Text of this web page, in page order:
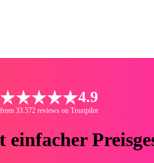
4.9
from 33.572 reviews on Trustpilot